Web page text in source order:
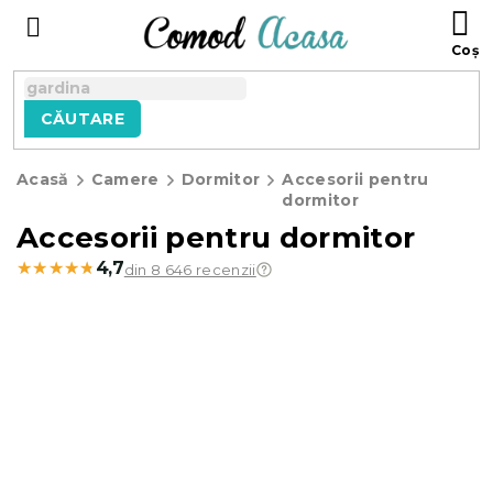
CĂUTARE
Acasă Camere Dormitor
Accesorii pentru
dormitor
Accesorii pentru dormitor
★★★★★
★★★★★ 4,7din 8 646 recenzii